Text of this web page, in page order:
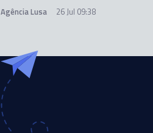
Agência Lusa 26 Jul 09:38